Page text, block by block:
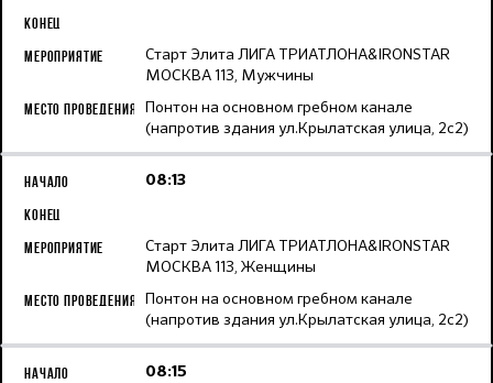
Старт Элита ЛИГА ТРИАТЛОНА&IRONSTAR
МОСКВА 113, Мужчины
Понтон на основном гребном канале
(напротив здания ул.Крылатская улица, 2с2)
08:13
Старт Элита ЛИГА ТРИАТЛОНА&IRONSTAR
МОСКВА 113, Женщины
Понтон на основном гребном канале
(напротив здания ул.Крылатская улица, 2с2)
08:15